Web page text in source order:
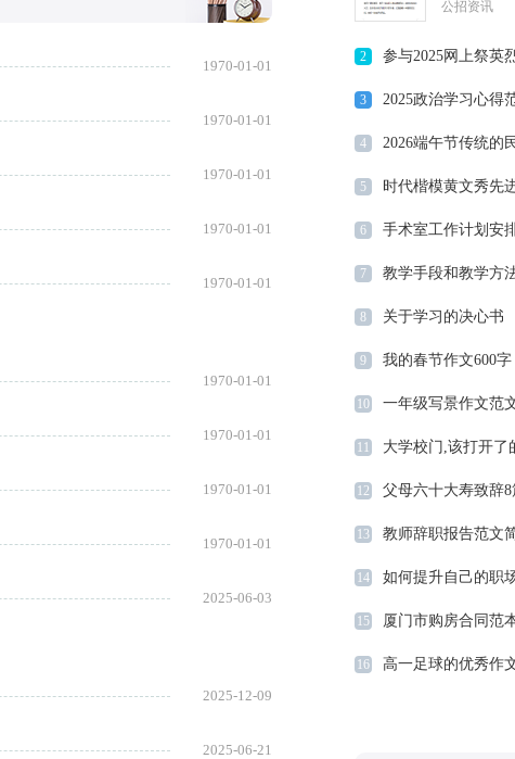
1970-01-01
1970-01-01
1970-01-01
1970-01-01
1970-01-01
1970-01-01
1970-01-01
1970-01-01
1970-01-01
2025-06-03
2025-12-09
2025-06-21
公招资讯
2 参与2025网上祭英
3 2025政治学习心得
4 2026端午节传统的
5
时代楷模黄文秀先
精选
6 手术室工作计划安
7 教学手段和教学方
8 关于学习的决心书
9 我的春节作文600字
10 一年级写景作文范
11 大学校门,该打开了
12 父母六十大寿致辞
13 教师辞职报告范文
14 如何提升自己的职
15 厦门市购房合同范
16 高一足球的优秀作